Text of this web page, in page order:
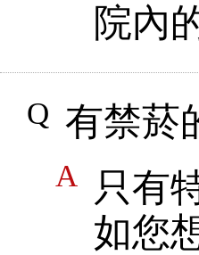
院內
有禁菸
只有
如您